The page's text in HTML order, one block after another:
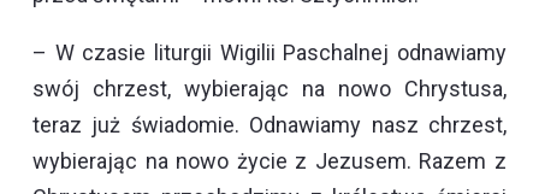
– W czasie liturgii Wigilii Paschalnej odnawiamy
swój chrzest, wybierając na nowo Chrystusa,
teraz już świadomie. Odnawiamy nasz chrzest,
wybierając na nowo życie z Jezusem. Razem z